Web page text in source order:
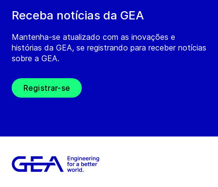
Receba notícias da GEA
Mantenha-se atualizado com as inovações e
histórias da GEA, se registrando para receber notícias
sobre a GEA.
Registrar-se